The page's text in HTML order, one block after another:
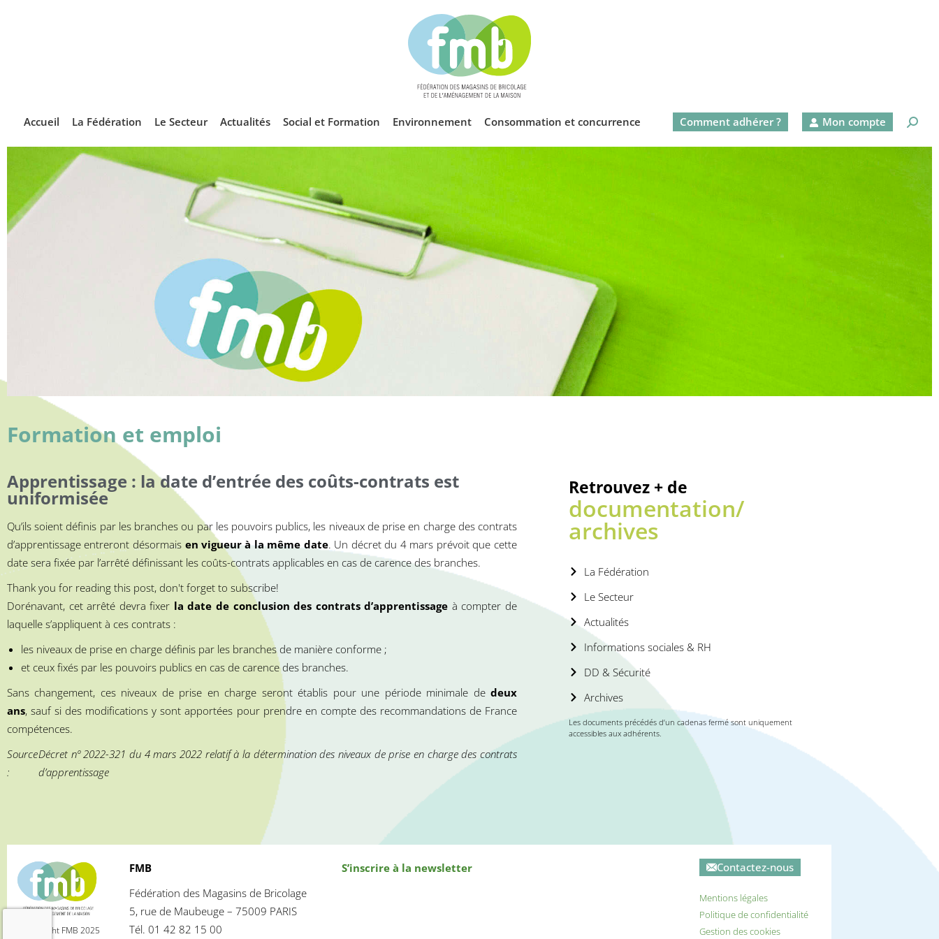
Accueil La Fédération Le Secteur Actualités Social et Formation Environnement Consommation et concurrence Comment adhérer ? Mon compte
Formation et emploi
Apprentissage : la date d’entrée des coûts-contrats est
uniformisée
Qu’ils soient définis par les branches ou par les pouvoirs publics, les niveaux de prise en charge des contrats
d’apprentissage entreront désormais en vigueur à la même date. Un décret du 4 mars prévoit que cette
date sera fixée par l’arrêté définissant les coûts-contrats applicables en cas de carence des branches.
Thank you for reading this post, don't forget to subscribe!
Dorénavant, cet arrêté devra fixer la date de conclusion des contrats d’apprentissage à compter de
laquelle s’appliquent à ces contrats :
les niveaux de prise en charge définis par les branches de manière conforme ;
et ceux fixés par les pouvoirs publics en cas de carence des branches.
Sans changement, ces niveaux de prise en charge seront établis pour une période minimale de deux
ans, sauf si des modifications y sont apportées pour prendre en compte des recommandations de France
compétences.
Source
:
Décret nº 2022-321 du 4 mars 2022 relatif à la détermination des niveaux de prise en charge des contrats
d’apprentissage
Retrouvez + de
documentation/
archives
La Fédération
Le Secteur
Actualités
Informations sociales & RH
DD & Sécurité
Archives
Les documents précédés d’un cadenas fermé sont uniquement
accessibles aux adhérents.
© Copyright FMB 2025
FMB
Fédération des Magasins de Bricolage
5, rue de Maubeuge – 75009 PARIS
Tél. 01 42 82 15 00
S’inscrire à la newsletter Contactez-nous
Mentions légales
Politique de confidentialité
Gestion des cookies